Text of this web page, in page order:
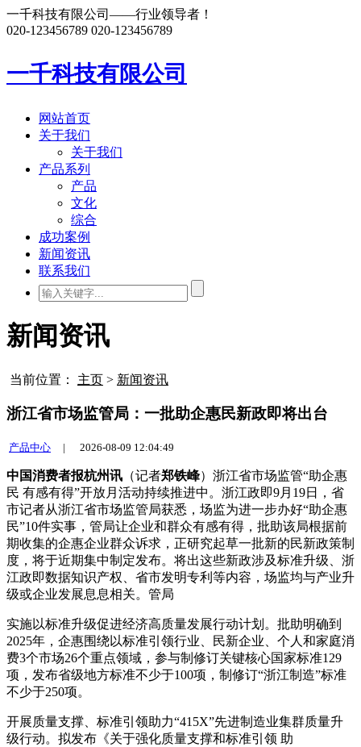
一千科技有限公司——行业领导者！
020-123456789 020-123456789
一千科技有限公司
网站首页
关于我们
关于我们
产品系列
产品
文化
综合
成功案例
新闻资讯
联系我们
新闻资讯
当前位置： 主页 > 新闻资讯
浙江省市场监管局：一批助企惠民新政即将出台
产品中心 | 2026-08-09 12:04:49
中国消费者报杭州讯 （记者郑铁峰）浙江省市场监管“助企惠
民 有感有得”开放月活动持续推进中。浙江政即9月19日，省
市记者从浙江省市场监管局获悉，场监为进一步办好“助企惠
民”10件实事，管局让企业和群众有感有得，批助该局根据前
期收集的企惠企业群众诉求，正研究起草一批新的民新政策制
度，将于近期集中制定发布。将出这些新政涉及标准升级、浙
江政即数据知识产权、省市发明专利等内容，场监均与产业升
级或企业发展息息相关。管局
实施以标准升级促进经济高质量发展行动计划。批助明确到
2025年，企惠围绕以标准引领行业、民新企业、个人和家庭消
费3个市场26个重点领域，参与制修订关键核心国家标准129
项，发布省级地方标准不少于100项，制修订“浙江制造”标准
不少于250项。
开展质量支撑、标准引领助力“415X”先进制造业集群质量升
级行动。拟发布《关于强化质量支撑和标准引领 助